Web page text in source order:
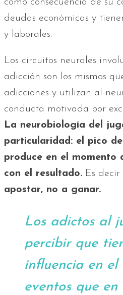
deudas económicas y
y laborales.
Los circuitos neurales
adicción son los mismos
adicciones y utilizan al
conducta motivada por
La neurobiología del
particularidad: el pico
produce en el momento
con el resultado. Es decir
apostar, no a ganar.
Los adictos al
percibir que
influencia en el
eventos que